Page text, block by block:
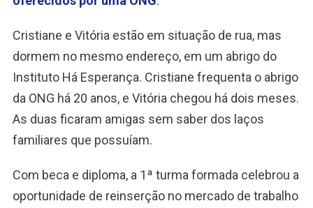
Cristiane e Vitória estão em situação de rua, mas
dormem no mesmo endereço, em um abrigo do
Instituto Há Esperança. Cristiane frequenta o abrigo
da ONG há 20 anos, e Vitória chegou há dois meses.
As duas ficaram amigas sem saber dos laços
familiares que possuíam.
Com beca e diploma, a 1ª turma formada celebrou a
oportunidade de reinserção no mercado de trabalho